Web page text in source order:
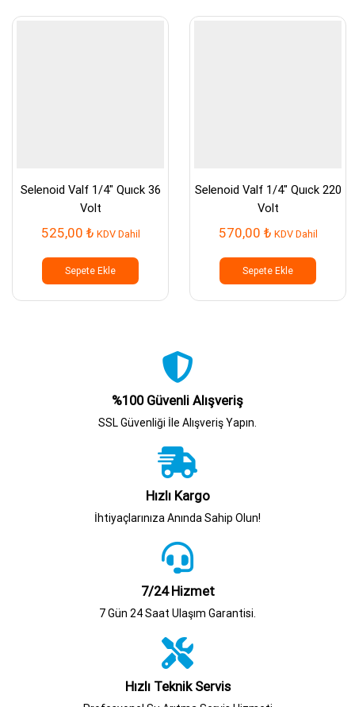
Selenoid Valf 1/4″ Quıck 36
Volt
525,00 ₺ KDV Dahil
Sepete Ekle
Selenoid Valf 1/4″ Quıck 220
Volt
570,00 ₺ KDV Dahil
Sepete Ekle
%100 Güvenli Alışveriş
SSL Güvenliği İle Alışveriş Yapın.
Hızlı Kargo
İhtiyaçlarınıza Anında Sahip Olun!
7/24 Hizmet
7 Gün 24 Saat Ulaşım Garantisi.
Hızlı Teknik Servis